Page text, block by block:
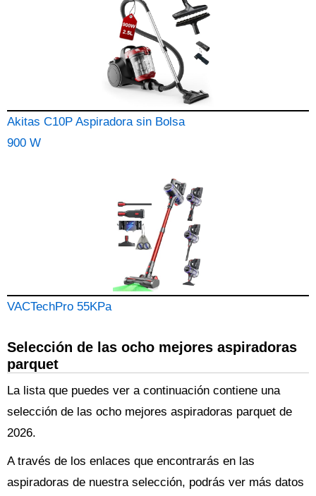
Akitas C10P Aspiradora sin Bolsa
900 W
VACTechPro 55KPa
Selección de las ocho mejores aspiradoras
parquet
La lista que puedes ver a continuación contiene una
selección de las ocho mejores aspiradoras parquet de
2026.
A través de los enlaces que encontrarás en las
aspiradoras de nuestra selección, podrás ver más datos